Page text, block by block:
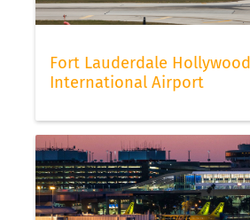
Fort Lauderdale Hollywood
International Airport